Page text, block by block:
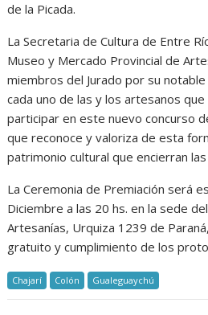
de la Picada.
La Secretaria de Cultura de Entre
Museo y Mercado Provincial de
miembros del Jurado por su
cada uno de las y los artesanos
participar en este nuevo concurso
que reconoce y valoriza de esta
patrimonio cultural que encierran
La Ceremonia de Premiación será
Diciembre a las 20 hs. en la sede
Artesanías, Urquiza 1239 de
gratuito y cumplimiento de los
Chajarí Colón Gualeguaychú